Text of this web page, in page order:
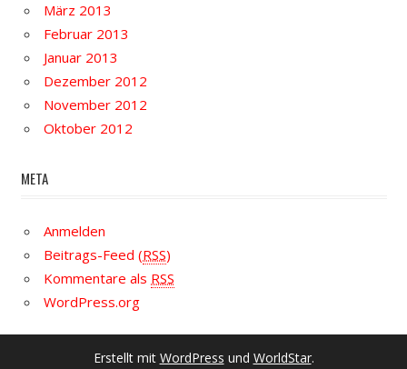
März 2013
Februar 2013
Januar 2013
Dezember 2012
November 2012
Oktober 2012
META
Anmelden
Beitrags-Feed (RSS)
Kommentare als RSS
WordPress.org
Erstellt mit WordPress und WorldStar.